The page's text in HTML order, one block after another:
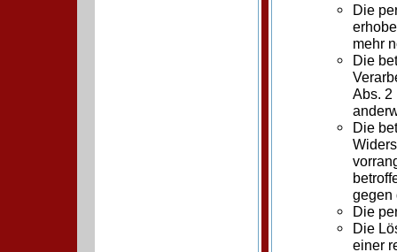
Die
mehr
Die
Abs. 2
Die
gegen
Die
Die
einer